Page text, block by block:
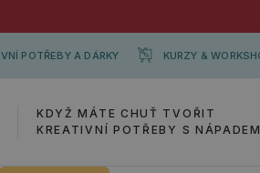
POTŘEBY A DÁRKY KURZY &
KDYŽ MÁTE CHUŤ TVOŘIT
KREATIVNÍ POTŘEBY S NÁPADEM